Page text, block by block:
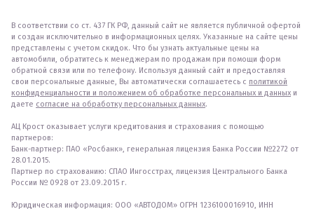
В соответствии со ст. 437 ГК РФ, данный сайт не является публичной офертой
и создан исключительно в информационных целях. Указанные на сайте цены
представлены с учетом скидок. Что бы узнать актуальные цены на
автомобили, обратитесь к менеджерам по продажам при помощи форм
обратной связи или по телефону. Используя данный сайт и предоставляя
свои персональные данные, Вы автоматически соглашаетесь с политикой
конфиденциальности и положением об обработке персональных и данных и
даете согласие на обработку персональных данных.
АЦ Крост оказывает услуги кредитования и страхования с помощью
партнеров:
Банк-партнер: ПАО «Росбанк», генеральная лицензия Банка России №2272 от
28.01.2015.
Партнер по страхованию: СПАО Ингосстрах, лицензия Центрального Банка
России № 0928 от 23.09.2015 г.
Юридическая информация: ООО «АВТОДОМ» ОГРН 1236100016910, ИНН